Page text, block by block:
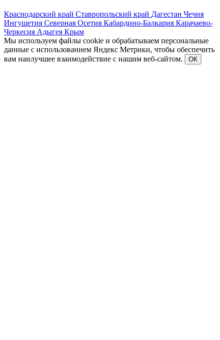
Краснодарский край Ставропольский край Дагестан Чечня
Ингушетия Северная Осетия Кабардино-Балкария Карачаево-
Черкесия Адыгея Крым
Мы используем файлы cookie и обрабатываем персональные
данные с использованием Яндекс Метрики, чтобы обеспечить
вам наилучшее взаимодействие с нашим веб-сайтом.
ОК